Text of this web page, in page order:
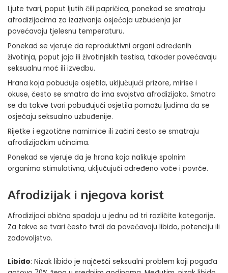
Ljute tvari, poput ljutih čili papričica, ponekad se smatraju
afrodizijacima za izazivanje osjećaja uzbuđenja jer
povećavaju tjelesnu temperaturu.
Ponekad se vjeruje da reproduktivni organi određenih
životinja, poput jaja ili životinjskih testisa, također povećavaju
seksualnu moć ili izvedbu.
Hrana koja pobuđuje osjetila, uključujući prizore, mirise i
okuse, često se smatra da ima svojstva afrodizijaka. Smatra
se da takve tvari pobuđujući osjetila pomažu ljudima da se
osjećaju seksualno uzbuđenije.
Rijetke i egzotične namirnice ili začini često se smatraju
afrodizijačkim učincima.
Ponekad se vjeruje da je hrana koja nalikuje spolnim
organima stimulativna, uključujući određeno voće i povrće.
Afrodizijak i njegova korist
Afrodizijaci obično spadaju u jednu od tri različite kategorije.
Za takve se tvari često tvrdi da povećavaju libido, potenciju ili
zadovoljstvo.
Libido: Nizak libido je najčešći seksualni problem koji pogađa